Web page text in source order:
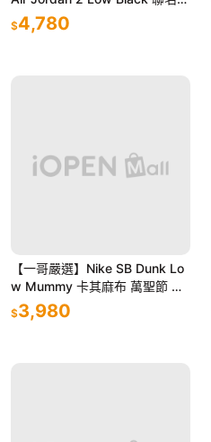
黑藍 DJ4375-004
$4,780
【一哥嚴選】Nike SB Dunk Lo
w Mummy 卡其麻布 萬聖節 木
乃伊 夜光 DM0774-111
$3,980